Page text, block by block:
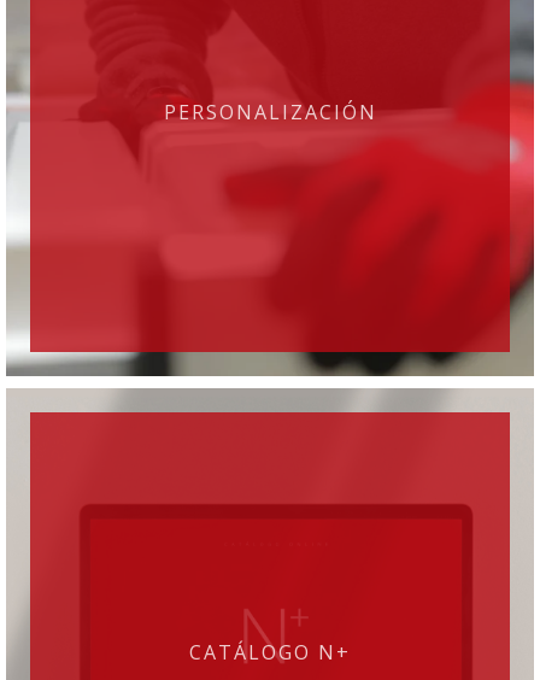
PERSONALIZACIÓN
CATÁLOGO N+